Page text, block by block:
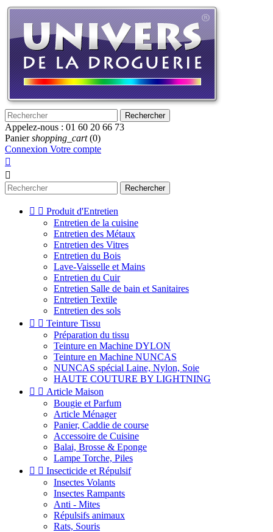
Rechercher
Appelez-nous : 01 60 20 66 73
Panier shopping_cart (0)
Connexion Votre compte


Rechercher
  Produit d'Entretien
Entretien de la cuisine
Entretien des Métaux
Entretien des Vitres
Entretien du Bois
Lave-Vaisselle et Mains
Entretien du Cuir
Entretien Salle de bain et Sanitaires
Entretien Textile
Entretien des sols
  Teinture Tissu
Préparation du tissu
Teinture en Machine DYLON
Teinture en Machine NUNCAS
NUNCAS spécial Laine, Nylon, Soie
HAUTE COUTURE BY LIGHTNING
  Article Maison
Bougie et Parfum
Article Ménager
Panier, Caddie de course
Accessoire de Cuisine
Balai, Brosse & Eponge
Lampe Torche, Piles
  Insecticide et Répulsif
Insectes Volants
Insectes Rampants
Anti - Mites
Répulsifs animaux
Rats, Souris